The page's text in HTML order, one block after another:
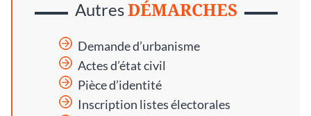
AutresDÉMARCHES
Demande d’urbanisme
Actes d’état civil
Pièce d’identité
Inscription listes électorales